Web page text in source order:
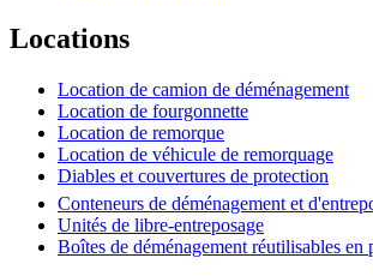
Locations
Location de camion de déménagement
Location de fourgonnette
Location de remorque
Location de véhicule de remorquage
Diables et couvertures de protection
Conteneurs de déménagement et
Unités de libre-entreposage
Boîtes de déménagement réutilisables en